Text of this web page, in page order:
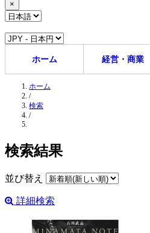
×
ホーム 経営・商業
ホーム
/
検索
/
検索結果
並び替え
詳細検索